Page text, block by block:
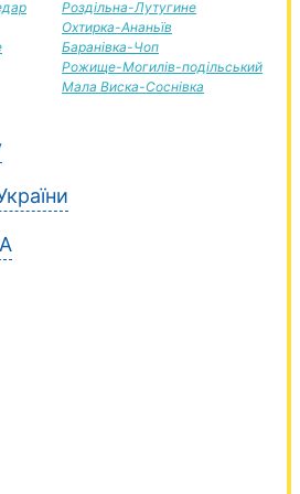
Роздільна-Лутугине
Охтирка-Ананьїв
Баранівка-Чоп
Рожище-Могилів-подільський
Мала Виска-Соснівка